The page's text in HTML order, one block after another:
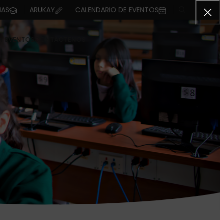
ARUKAY CALENDARIO DE EVENTOS